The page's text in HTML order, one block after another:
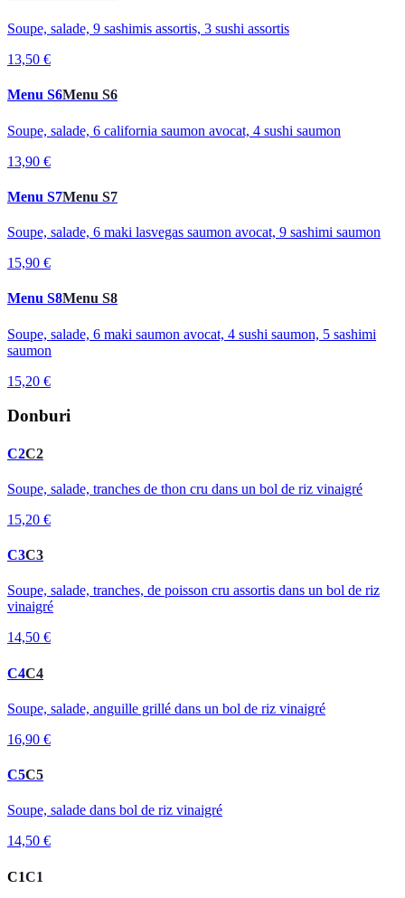
Soupe, salade, 9 sashimis assortis, 3 sushi assortis
13,50 €
Menu S6Menu S6
Soupe, salade, 6 california saumon avocat, 4 sushi saumon
13,90 €
Menu S7Menu S7
Soupe, salade, 6 maki lasvegas saumon avocat, 9 sashimi saumon
15,90 €
Menu S8Menu S8
Soupe, salade, 6 maki saumon avocat, 4 sushi saumon, 5 sashimi
saumon
15,20 €
Donburi
C2C2
Soupe, salade, tranches de thon cru dans un bol de riz vinaigré
15,20 €
C3C3
Soupe, salade, tranches, de poisson cru assortis dans un bol de riz
vinaigré
14,50 €
C4C4
Soupe, salade, anguille grillé dans un bol de riz vinaigré
16,90 €
C5C5
Soupe, salade dans bol de riz vinaigré
14,50 €
C1C1